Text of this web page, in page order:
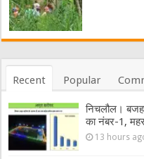
Recent Popular
निचलौल।
का नंबर-1,
13 hours